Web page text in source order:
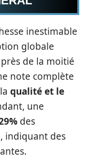
inestimable
globale
près de la moitié
note complète
qualité et le
une
des
indiquant des